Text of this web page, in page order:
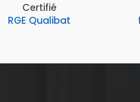
Certifié
RGE Qualibat